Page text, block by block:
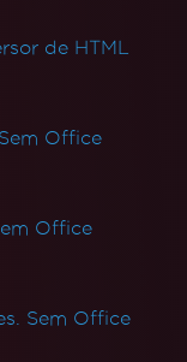
de HTML
Office
Office
Sem Office